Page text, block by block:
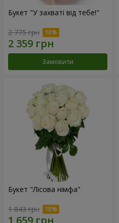
Букет "У захваті від тебе!"
2 775 грн
Замовити
Букет "Лісова німфа"
1 843 грн